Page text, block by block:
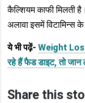
कैल्शियम काफी मिलती
अलावा इसमें विटामिन्स
ये भी पढ़ें- Weight
रहे हैं फैड डाइट, तो
Share this